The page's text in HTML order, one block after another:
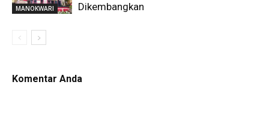
MANOKWARI
Dikembangkan
Komentar Anda